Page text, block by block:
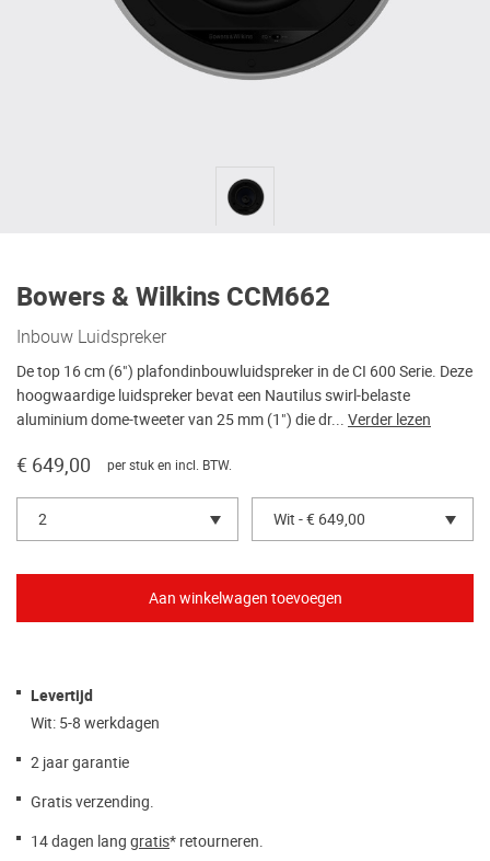
Bowers & Wilkins CCM662
Inbouw Luidspreker
De top 16 cm (6") plafondinbouwluidspreker in de CI 600 Serie. Deze
hoogwaardige luidspreker bevat een Nautilus swirl-belaste
aluminium dome-tweeter van 25 mm (1") die dr... Verder lezen
€ 649,00 per stuk en incl. BTW.
2 Wit - € 649,00
Levertijd
Wit: 5-8 werkdagen
2 jaar garantie
Gratis verzending.
14 dagen lang gratis* retourneren.